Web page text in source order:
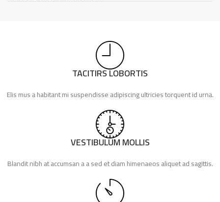
TACITIRS LOBORTIS
Elis mus a habitant mi suspendisse adipiscing ultricies torquent id urna.
VESTIBULUM MOLLIS
Blandit nibh at accumsan a a sed et diam himenaeos aliquet ad sagittis.